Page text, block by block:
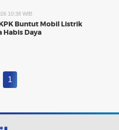
10:38 WIB
Buntut Mobil Listrik
Habis Daya
1